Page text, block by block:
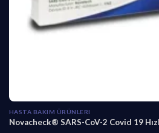
HASTA BAKIM ÜRÜNLERI
Novacheck® SARS-CoV-2 Covid 19